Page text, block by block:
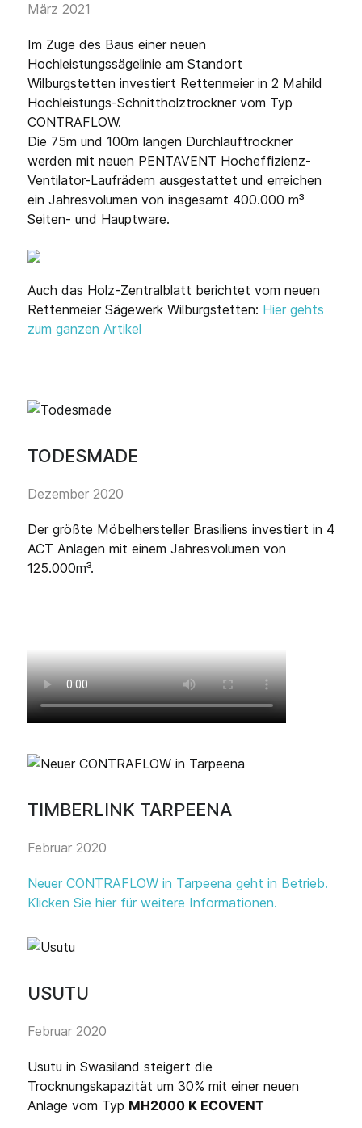
März 2021
Im Zuge des Baus einer neuen
Hochleistungssägelinie am Standort
Wilburgstetten investiert Rettenmeier in 2 Mahild
Hochleistungs-Schnittholztrockner vom Typ
CONTRAFLOW.
Die 75m und 100m langen Durchlauftrockner
werden mit neuen PENTAVENT Hocheffizienz-
Ventilator-Laufrädern ausgestattet und erreichen
ein Jahresvolumen von insgesamt 400.000 m³
Seiten- und Hauptware.
Auch das Holz-Zentralblatt berichtet vom neuen
Rettenmeier Sägewerk Wilburgstetten: Hier gehts
zum ganzen Artikel
TODESMADE
Dezember 2020
Der größte Möbelhersteller Brasiliens investiert in 4
ACT Anlagen mit einem Jahresvolumen von
125.000m³.
TIMBERLINK TARPEENA
Februar 2020
Neuer CONTRAFLOW in Tarpeena geht in Betrieb.
Klicken Sie hier für weitere Informationen.
USUTU
Februar 2020
Usutu in Swasiland steigert die
Trocknungskapazität um 30% mit einer neuen
Anlage vom Typ MH2000 K ECOVENT